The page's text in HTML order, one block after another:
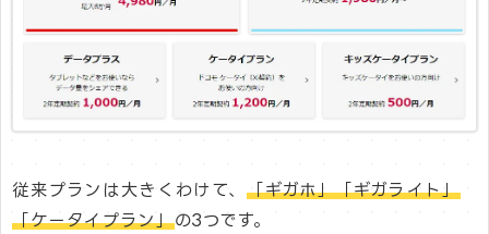
従来プランは大きくわけて、「ギガホ」「ギガライト」
「ケータイプラン」の3つです。